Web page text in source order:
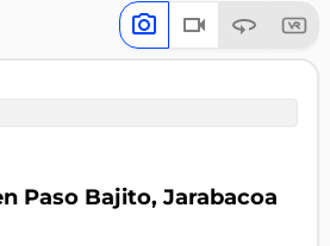
Paso Bajito, Jarabacoa